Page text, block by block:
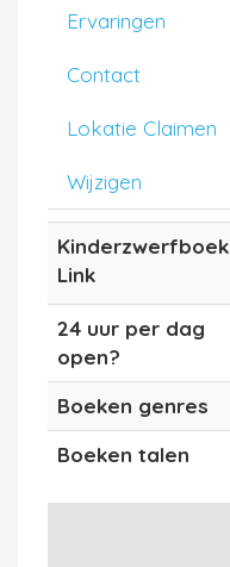
Ervaringen
Contact
Lokatie Claimen
Wijzigen
Kinderzwerfboek
Link
24 uur per dag
open?
Boeken genres
Boeken talen